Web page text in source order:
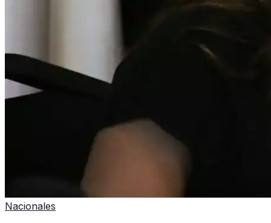
Nacionales